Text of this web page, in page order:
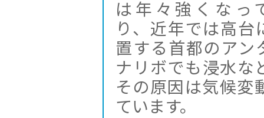
は年々強くなっ
り、近年では高台
置する首都のアン
ナリボでも浸水な
その原因は気候変
ています。